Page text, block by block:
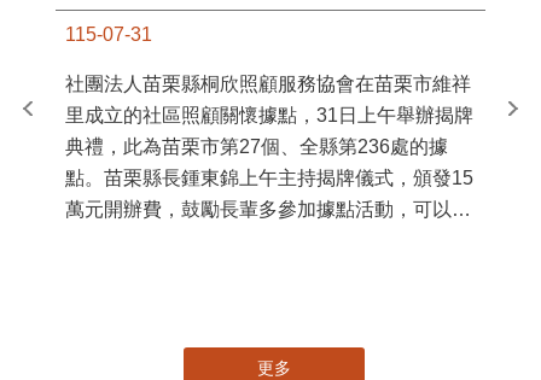
115-07-31
社團法人苗栗縣桐欣照顧服務協會在苗栗市維祥
里成立的社區照顧關懷據點，31日上午舉辦揭牌
典禮，此為苗栗市第27個、全縣第236處的據
點。苗栗縣長鍾東錦上午主持揭牌儀式，頒發15
萬元開辦費，鼓勵長輩多參加據點活動，可以更
苗
更多